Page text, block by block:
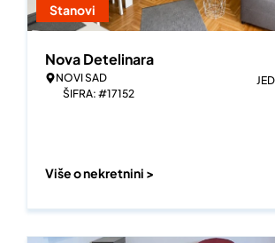
Stanovi
Nova Detelinara
NOVI SAD
ŠIFRA: #17152
Više o nekretnini >